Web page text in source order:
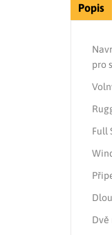
Popis
pro
Full
Dvě